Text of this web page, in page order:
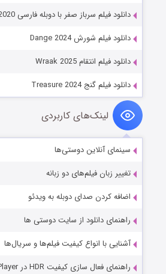
دانلود فیلم سرباز صفر با دوبله فارسی Troop Zero 2020
دانلود فیلم شورش Dange 2024
دانلود فیلم انتقام Wraak 2025
دانلود فیلم گنج Treasure 2024
لینک‌های کاربردی
سینمای آنلاین دوستی‌ها
تغییر زبان فیلم‌های دو زبانه
اضافه کردن صدای دوبله به ویدئو
راهنمای دانلود از سایت دوستی ها
آشنایی با انواع کیفیت فیلم‌ها و سریال‌ها
راهنمای فعال سازی کیفیت HDR در PotPlayer